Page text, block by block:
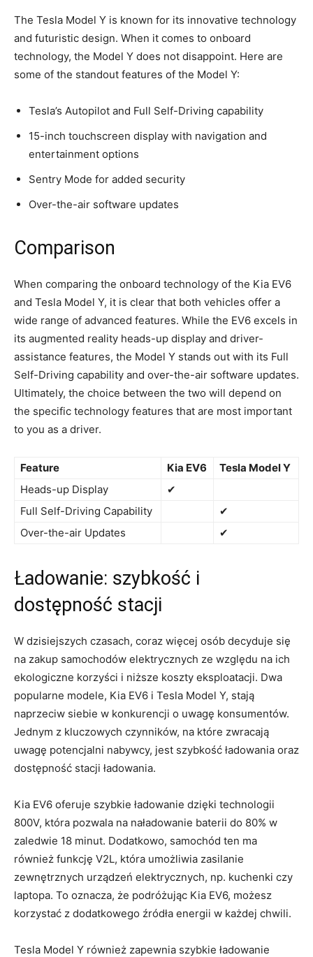
The Tesla Model Y is ⁢known for its innovative technology
‌and futuristic design. When⁤ it comes to onboard‌
technology, the Model Y does not‍ disappoint. Here are
some of the standout features⁣ of the Model‍ Y:
Tesla’s Autopilot and‌ Full Self-Driving ​capability
15-inch touchscreen display with navigation and
entertainment options
Sentry Mode for ⁣added security
Over-the-air software updates
Comparison
When comparing the onboard technology of the Kia ⁣EV6
and Tesla Model Y, it is clear ⁢that both vehicles offer a
wide range⁣ of advanced features. While the EV6 excels in
its augmented reality heads-up display ​and driver-
assistance features, the Model Y stands out with its Full
Self-Driving capability ⁣and over-the-air‍ software updates.
Ultimately, the choice between the ⁤two will depend on
the specific technology​ features that are ⁣most important
to you as ⁢a driver.
Feature Kia​ EV6
Tesla Model Y
Heads-up Display
✔
Full Self-Driving‍ Capability
✔
Over-the-air Updates
✔
Ładowanie: szybkość i
dostępność ⁢stacji
W dzisiejszych czasach, coraz więcej osób decyduje się
na zakup samochodów elektrycznych ze ⁢względu na ⁤ich
ekologiczne ⁣korzyści i niższe koszty eksploatacji. Dwa⁢
popularne modele, Kia EV6 i Tesla ⁣Model​ Y, stają
naprzeciw siebie ⁤w konkurencji ⁣o uwagę konsumentów.
Jednym⁢ z kluczowych czynników, na które ⁢zwracają
uwagę​ potencjalni nabywcy, jest szybkość ładowania oraz
dostępność stacji ładowania.
Kia EV6 oferuje szybkie ładowanie dzięki⁣ technologii
800V, która pozwala na ⁤naładowanie baterii do 80% w ​
zaledwie 18 minut. Dodatkowo, samochód‍ ten ma
również funkcję V2L, która umożliwia zasilanie
zewnętrznych urządzeń elektrycznych, np. kuchenki⁢ czy
laptopa.‍ To oznacza, że podróżując Kia EV6, możesz
korzystać z ‌dodatkowego źródła energii w każdej chwili.
Tesla Model Y również zapewnia szybkie ładowanie